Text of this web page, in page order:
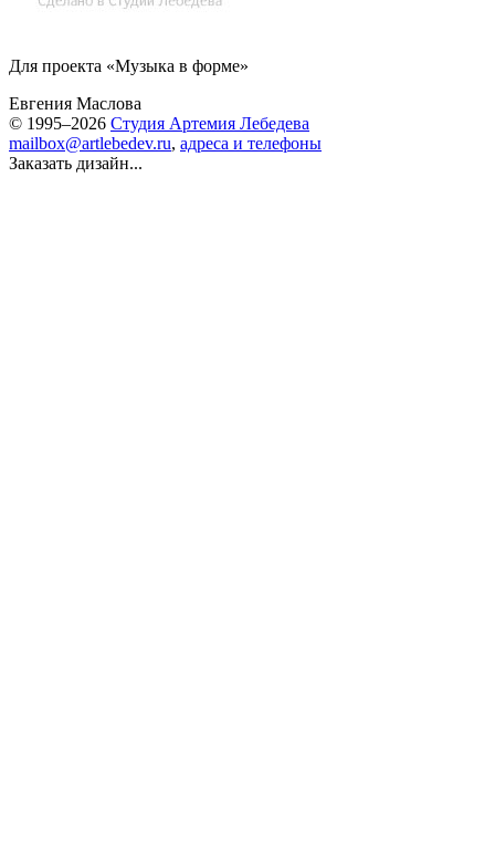
Для проекта «Музыка в форме»
Евгения Маслова
© 1995–2026 Студия Артемия Лебедева
mailbox@artlebedev.ru, адреса и телефоны
Заказать дизайн...